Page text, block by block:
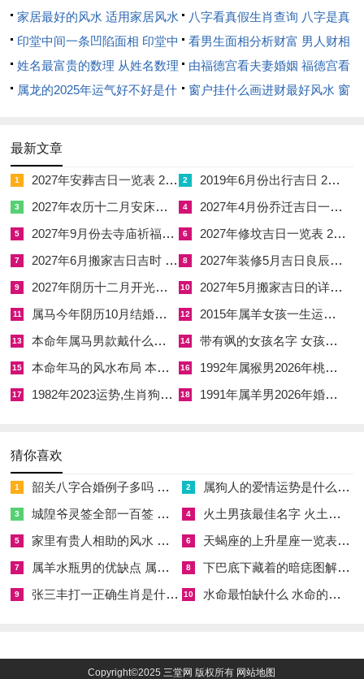
再说实话、实命理研究就像婚姻得GPS导航、能提示可能经过
得风景还有弯路,但方向盘始终再自己手里.认识福德宫提示得配
偶特质与生肖倾向，不是位了宿命论地认命,而是帮我们更清醒
看出财务观念区别大~就协商好家庭账户管理规则！毕竟；再合
拍得生肖缘分~也得用理解和包容来浇灌.
【由福德宫看夫妻婚姻 福德宫看配偶生肖】相关文章：
☑2027年安葬吉日一览表 2027年12月安葬吉日一览表
☑2019年6月份出行吉日 2027年6月出行吉日一览表
☑2027年农历十二月安床吉日 2027年正月安床吉日吉时查询
☑2027年4月份乔迁吉日一览表 2027年4月乔迁吉日吉时查询
☑2027年6月搬家吉日吉时 2027年农历6月搬家吉日一览表
☑2027年阴历十二月开光吉日 2027年12月开光吉日一览表
☑2027年5月搬家吉日的详细解释 2027年5月搬家吉日吉时查询
位置怎么看
签全部签签词
家居最好的风水 适用家居风水
八字看真假生肖查询 八字是真
还是假
印堂中间一条凹陷面相 印堂中
间有条线沟好不好
看男生面相分析财富 男人财相
从哪里看
姓名最富贵的数理 从姓名数理
看富豪
由福德宫看夫妻婚姻 福德宫看
配偶生肖
属龙的2025年运气好不好是什
2025年属龙人的全年运势
窗户挂什么画进财最好风水 窗
最新文章
1 2027年安葬吉日一览表 2027年12月安葬吉日一览表 2 2019年6月份出行吉日 2027年6月出行吉日一览表
3 2027年农历十二月安床吉日 2027年正月安床吉日吉时查询 4 2027年4月份乔迁吉日一览表 2027年4月乔迁吉日吉时查询
5 2027年9月份去寺庙祈福的日子 2027年5月去寺庙吉日一览表 6 2027年修坟吉日一览表 2027年农历2月修坟吉日一览表
7 2027年6月搬家吉日吉时 2027年农历6月搬家吉日一览表 8 2027年装修5月吉日良辰查询表 2027年农历5月装修吉日一览表
9 2027年阴历十二月开光吉日 2027年12月开光吉日一览表 10 2027年5月搬家吉日的详细解释 2027年5月搬家吉日吉时查询
11 属马今年阴历10月结婚好吗 属马还有几年本命年结婚呢好吗 12 2015年属羊女孩一生运势 2015年属羊女2026年健康运好吗
13 本命年属马男款戴什么财神 本命年属马男士戴什么好一点 14 带有飒的女孩名字 女孩取名字带飒字有什么名字好听
15 本命年马的风水布局 本命年马的佛像怎么摆放 16 1992年属猴男2026年桃花运 1992年属猴男2026年感情运如何
17 1982年2023运势,生肖狗1982年2023运势 18 1991年属羊男2026年婚姻运势 1991年属羊男2026年感情运如何
猜你喜欢
1 韶关八字合婚例子多吗 韶关八字测风水 2 属狗人的爱情运势是什么意思 属狗的人爱情观
3 城隍爷灵签全部一百签 城隍爷灵签解签大全 4 火土男孩最佳名字 火土属性的字男孩名字有哪些
5 家里有贵人相助的风水 家里有贵人是什么意思 6 天蝎座的上升星座一览表 天蝎座的上升星座查询
7 属羊水瓶男的优缺点 属羊水瓶座男生性格爱情观 8 下巴底下藏着的暗痣图解 下巴尖底下有痣代表什么
9 张三丰打一正确生肖是什么意思 张三丰是指什么生肖 10 水命最怕缺什么 水命的人忌什么
Copyright©2025 三堂网 版权所有 网站地图